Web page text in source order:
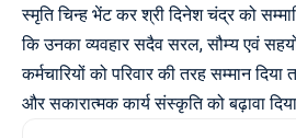
स्मृति चिन्ह भेंट कर श्री दिनेश चंद्र को
कि उनका व्यवहार सदैव सरल, सौम्य एवं
कर्मचारियों को परिवार की तरह सम्मान
और सकारात्मक कार्य संस्कृति को बढ़ावा